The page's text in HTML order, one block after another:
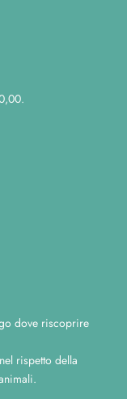
dove riscoprire
rispetto della